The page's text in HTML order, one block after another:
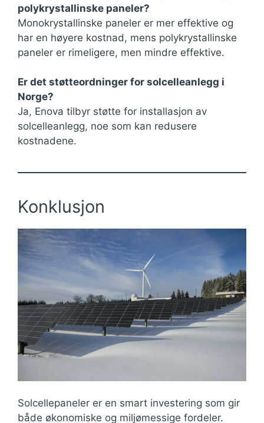
polykrystallinske paneler?
Monokrystallinske paneler er mer effektive og
har en høyere kostnad, mens polykrystallinske
paneler er rimeligere, men mindre effektive.
Er det støtteordninger for solcelleanlegg i
Norge?
Ja, Enova tilbyr støtte for installasjon av
solcelleanlegg, noe som kan redusere
kostnadene.
Konklusjon
Solcellepaneler er en smart investering som gir
både økonomiske og miljømessige fordeler.